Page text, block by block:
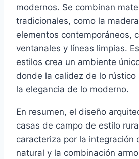
modernos. Se combinan
tradicionales, como la
elementos contemporáneos,
ventanales y líneas limpias.
estilos crea un ambiente
donde la calidez de lo rústico
la elegancia de lo moderno.
En resumen, el diseño
casas de campo de estilo
caracteriza por la integración
natural y la combinación